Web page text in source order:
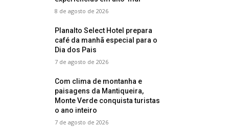
8 de agosto de 2026
Planalto Select Hotel prepara
café da manhã especial para o
Dia dos Pais
7 de agosto de 2026
Com clima de montanha e
paisagens da Mantiqueira,
Monte Verde conquista turistas
o ano inteiro
7 de agosto de 2026